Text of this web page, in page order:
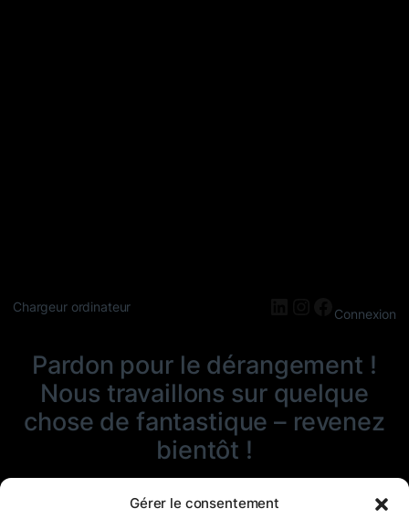
Gérer le consentement
Chargeur ordinateur LinkedIn
Instagram
Connexion
Pardon pour le dérangement !
Nous travaillons sur quelque
chose de fantastique – revenez
bientôt !